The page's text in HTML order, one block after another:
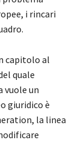
i rincari
capitolo al
quale
vuole un
giuridico è
la linea